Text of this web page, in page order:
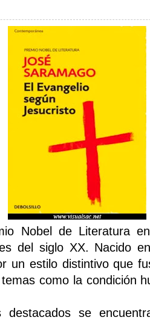
Nobel de Literatura
del siglo XX. Nacido
un estilo distintivo que
como la condición
se